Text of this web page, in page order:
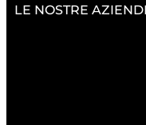
LE NOSTRE